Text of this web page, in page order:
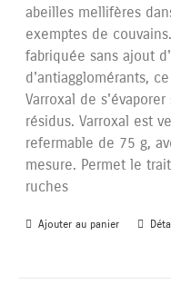
abeilles mellifères
exemptes de
fabriquée sans ajout
d'antiagglomérants,
Varroxal de s'évaporer
résidus. Varroxal est
refermable de 75 g,
mesure. Permet le
ruches
Ajouter au panier